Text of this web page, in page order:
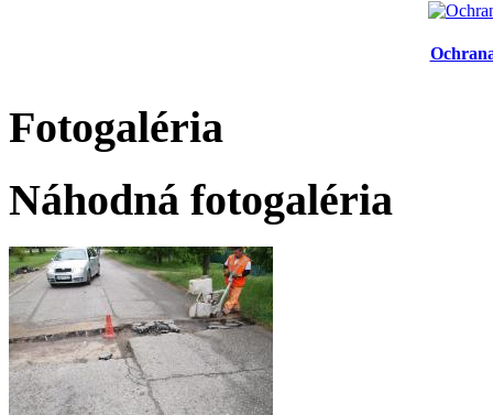
Fotogaléria
Náhodná fotogaléria